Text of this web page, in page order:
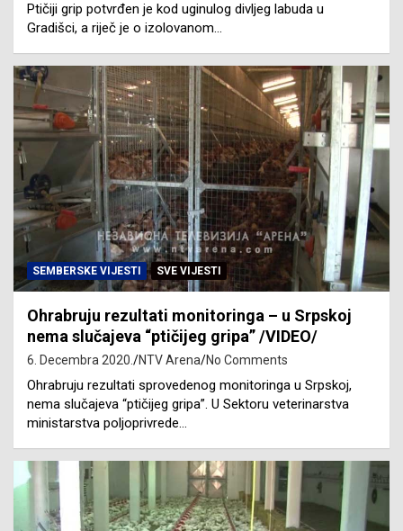
Ptičiji grip potvrđen je kod uginulog divljeg labuda u
Gradišci, a riječ je o izolovanom…
SEMBERSKE VIJESTI SVE VIJESTI
Ohrabruju rezultati monitoringa – u Srpskoj
nema slučajeva “ptičijeg gripa” /VIDEO/
6. Decembra 2020. NTV Arena No Comments
Ohrabruju rezultati sprovedenog monitoringa u Srpskoj,
nema slučajeva “ptičijeg gripa”. U Sektoru veterinarstva
ministarstva poljoprivrede…